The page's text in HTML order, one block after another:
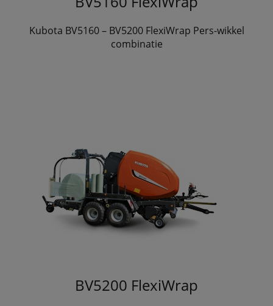
Kubota BV5160 – BV5200 FlexiWrap Pers-wikkel
combinatie
BV5200 FlexiWrap